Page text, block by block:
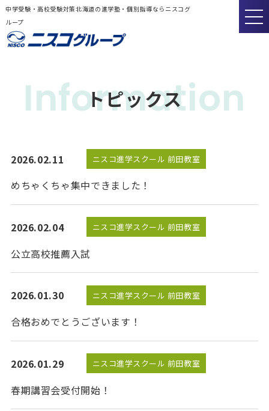
中学受験・高校受験対策北海道の進学塾・個別指導ならニスコグ
ループ
トピックス
Information
2026.02.11 ニスコ進学スクール 前田教室
めちゃくちゃ集中できました！
2026.02.04 ニスコ進学スクール 前田教室
公立高校推薦入試
2026.01.30 ニスコ進学スクール 前田教室
合格おめでとうございます！
2026.01.29 ニスコ進学スクール 前田教室
春期講習会受付開始！